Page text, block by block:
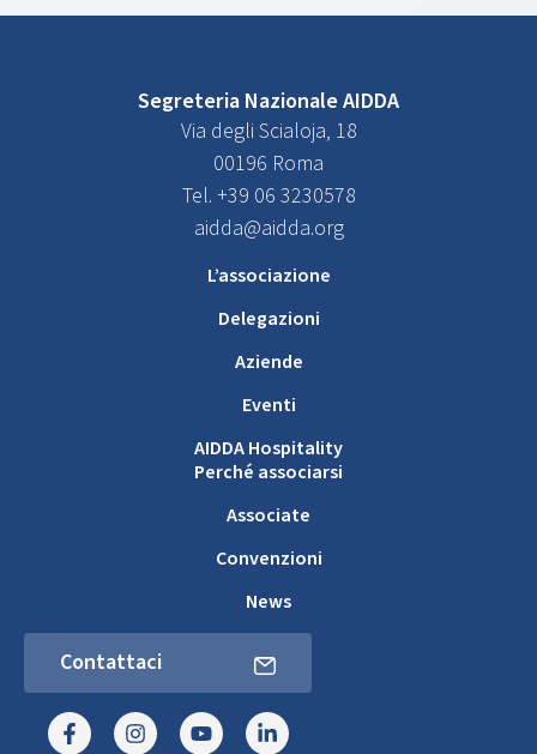
Segreteria Nazionale AIDDA
Via degli Scialoja, 18
00196 Roma
Tel. +39 06 3230578
aidda@aidda.org
L’associazione
Delegazioni
Aziende
Eventi
AIDDA Hospitality
Perché associarsi
Associate
Convenzioni
News
Contattaci